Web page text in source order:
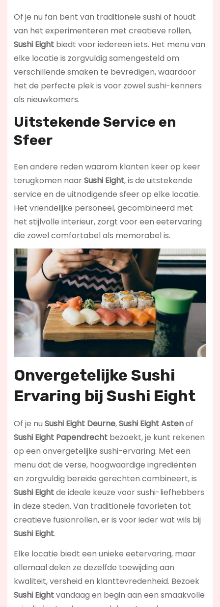
Of je nu fan bent van traditionele sushi of houdt
van het experimenteren met creatieve rollen,
Sushi Eightbiedt voor iedereen iets. Het menu van
elke locatie is zorgvuldig samengesteld om
verschillende smaken te bevredigen, waardoor
het de perfecte plek is voor zowel sushi-kenners
als nieuwkomers.
Uitstekende Service en
Sfeer
Een andere reden waarom klanten keer op keer
terugkomen naarSushi Eight, is de uitstekende
service en de uitnodigende sfeer op elke locatie.
Het vriendelijke personeel, gecombineerd met
het stijlvolle interieur, zorgt voor een eetervaring
die zowel comfortabel als memorabel is.
Onvergetelijke Sushi
Ervaring bij Sushi Eight
Of je nu Sushi Eight Deurne,Sushi Eight Astenof
Sushi Eight Papendrechtbezoekt, je kunt rekenen
op een onvergetelijke sushi-ervaring. Met een
menu dat de verse, hoogwaardige ingrediënten
en zorgvuldig bereide gerechten combineert, is
Sushi Eightde ideale keuze voor sushi-liefhebbers
in deze steden. Van traditionele favorieten tot
creatieve fusionrollen, er is voor ieder wat wils bij
Sushi Eight.
Elke locatie biedt een unieke eetervaring, maar
allemaal delen ze dezelfde toewijding aan
kwaliteit, versheid en klanttevredenheid. Bezoek
Sushi Eightvandaag en begin aan een smaakvolle